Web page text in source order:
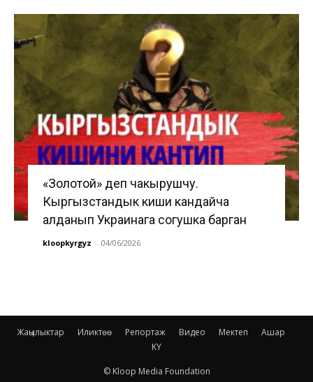
«Золотой» деп чакырушчу.
Кыргызстандык киши кандайча
алданып Украинага согушка барган
kloopkyrgyz - 04/06/2026
Жаңылыктар Иликтөө Репортаж Видео Мектеп
Ашар
KY
© Kloop Media Foundation